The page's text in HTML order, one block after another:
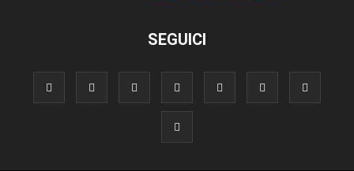
SEGUICI